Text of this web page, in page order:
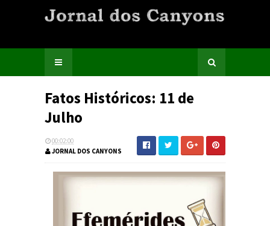
Fatos Históricos: 11 de
Julho
00:02:00
JORNAL DOS CANYONS